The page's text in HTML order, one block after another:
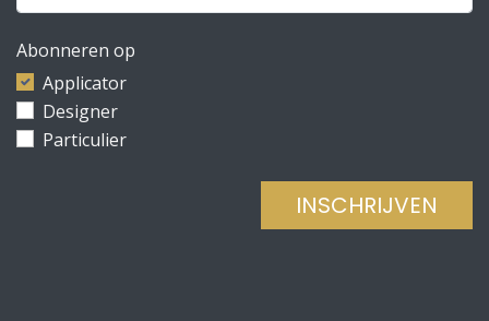
Abonneren op
Applicator
Designer
Particulier
INSCHRIJVEN